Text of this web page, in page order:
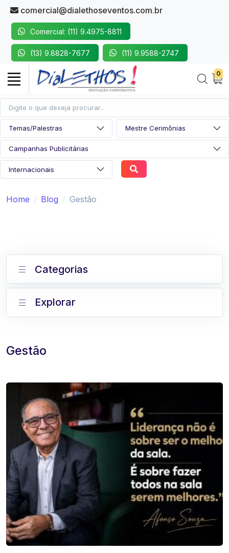
comercial@dialethoseventos.com.br
Comercial: (11) 9.4975-8811
(13) 9.8828-7677 (11) 9.9588-2747
0
Home Blog Gestão
Gestão
Categorias
Explorar